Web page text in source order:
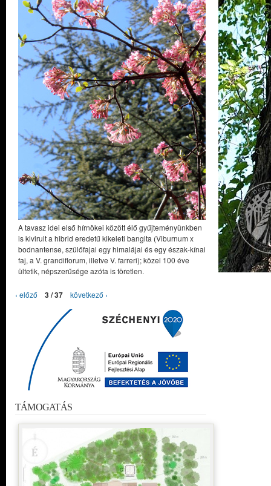
A tavasz idei első hírnökei között élő gyűjteményünkben
is kivirult a hibrid eredetű kikeleti bangita (Viburnum x
bodnantense, szülőfajai egy himalájai és egy észak-kínai
faj, a V. grandiflorum, illetve V. farreri); közel 100 éve
ültetik, népszerűsége azóta is töretlen.
‹ előző 3 / 37 következő ›
TÁMOGATÁS